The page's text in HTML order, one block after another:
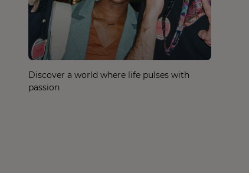
Discover a world where life pulses with
passion